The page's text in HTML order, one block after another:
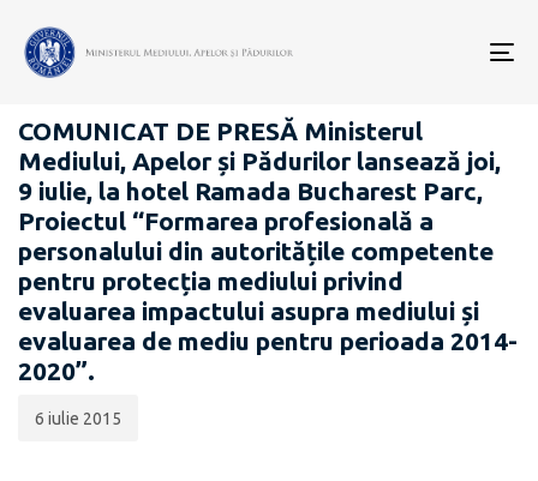
COMUNICATE DE PRESĂ
COMUNICAT DE PRESĂ Ministerul
Mediului, Apelor și Pădurilor lansează joi,
9 iulie, la hotel Ramada Bucharest Parc,
Proiectul “Formarea profesională a
personalului din autoritățile competente
pentru protecția mediului privind
evaluarea impactului asupra mediului și
evaluarea de mediu pentru perioada 2014-
2020”.
publicării:
6 iulie 2015